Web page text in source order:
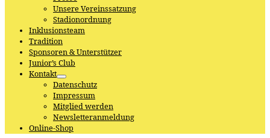
Unsere Vereinssatzung
Stadionordnung
Inklusionsteam
Tradition
Sponsoren & Unterstützer
Junior’s Club
Kontakt
Datenschutz
Impressum
Mitglied werden
Newsletteranmeldung
Online-Shop